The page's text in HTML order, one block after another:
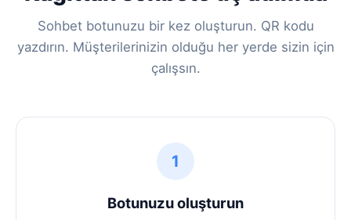
Sohbet botunuzu bir kez oluşturun. QR kodu
yazdırın. Müşterilerinizin olduğu her yerde sizin için
çalışsın.
1
Botunuzu oluşturun